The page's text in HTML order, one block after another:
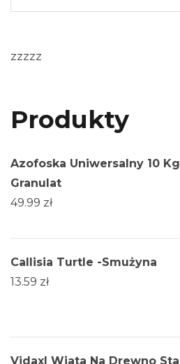
zzzzz
Produkty
Azofoska Uniwersalny 10 Kg
Granulat
49.99 zł
Callisia Turtle -Smużyna
13.59 zł
Vidaxl Wiata Na Drewno Stal